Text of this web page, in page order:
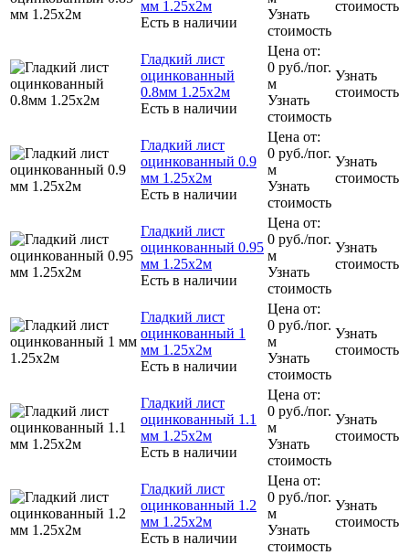
мм 1.25х2м
Есть в наличии
Узнать
стоимость
стоимость
Гладкий лист
оцинкованный
0.8мм 1.25х2м
Есть в наличии
Цена от:
0 руб./пог.
м
Узнать
стоимость
Узнать
стоимость
Гладкий лист
оцинкованный 0.9
мм 1.25х2м
Есть в наличии
Цена от:
0 руб./пог.
м
Узнать
стоимость
Узнать
стоимость
Гладкий лист
оцинкованный 0.95
мм 1.25х2м
Есть в наличии
Цена от:
0 руб./пог.
м
Узнать
стоимость
Узнать
стоимость
Гладкий лист
оцинкованный 1
мм 1.25х2м
Есть в наличии
Цена от:
0 руб./пог.
м
Узнать
стоимость
Узнать
стоимость
Гладкий лист
оцинкованный 1.1
мм 1.25х2м
Есть в наличии
Цена от:
0 руб./пог.
м
Узнать
стоимость
Узнать
стоимость
Гладкий лист
оцинкованный 1.2
мм 1.25х2м
Есть в наличии
Цена от:
0 руб./пог.
м
Узнать
стоимость
Узнать
стоимость